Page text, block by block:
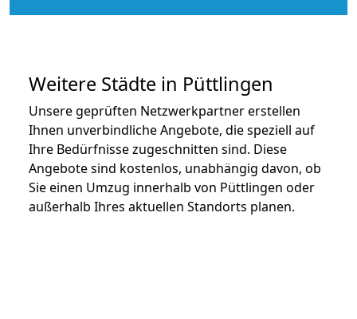
Weitere Städte in Püttlingen
Unsere geprüften Netzwerkpartner erstellen
Ihnen unverbindliche Angebote, die speziell auf
Ihre Bedürfnisse zugeschnitten sind. Diese
Angebote sind kostenlos, unabhängig davon, ob
Sie einen Umzug innerhalb von Püttlingen oder
außerhalb Ihres aktuellen Standorts planen.